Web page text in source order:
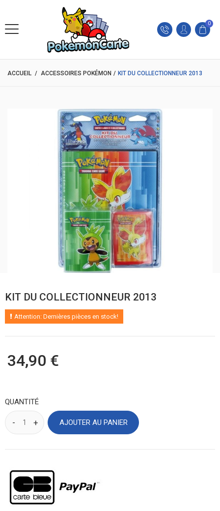
0
ACCUEIL / ACCESSOIRES POKÉMON / KIT DU COLLECTIONNEUR 2013
KIT DU COLLECTIONNEUR 2013
Attention: Dernières pièces en stock!
34,90 €
QUANTITÉ
AJOUTER AU PANIER